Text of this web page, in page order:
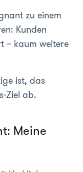
zu einem
Kunden
– kaum weitere
ist, das
Ziel ab.
Meine